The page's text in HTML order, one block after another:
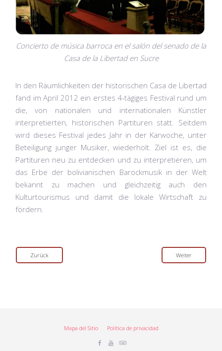
Concierto de música barroca en el salón del senado de la
Casa de la Libertad en Sucre
In den Räumlichkeiten der historischen Casa de Libertad
fand im April 2012 ein erstes 4-tägiges Festival rund um
die, von nationalen und internationalen Künstler
interpretierten, historischen Partituren statt. Seitdem
wird dieses Festival jedes Jahr in der Karwoche, unter
Beteiligung junger Musiker, wiederholt. Ziel ist es, die
Partituren neu zu entdecken und zu interpretieren, um
das Erbe der bolivianischen Barockmusik in der Welt
bekannt zu machen und gleichzeitig auch den
Kulturtourismus und damit die lokale Wirtschaft zu
fördern.
Zurück Weiter
Mapa del Sitio Política de privacidad